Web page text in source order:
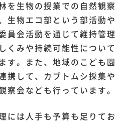
を生物の授業での自然観察
生物エコ部という部活動や
員会活動を通じて維持管理
くみや持続可能性について
す。また、地域のこども園
携して、カブトムシ採集や
察会なども行っています。
には人手も予算も足りてお